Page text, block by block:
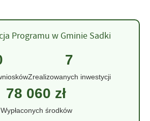
Programu w Gminie Sadki
7
Zrealizowanych inwestycji
78 060 zł
Wypłaconych środków